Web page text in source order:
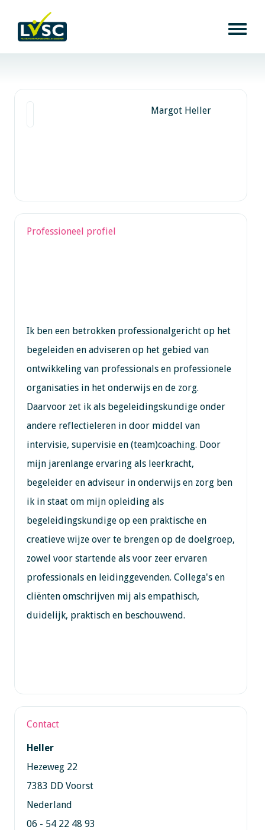
Margot Heller
Professioneel profiel
Ik ben een betrokken professionalgericht op het
begeleiden en adviseren op het gebied van
ontwikkeling van professionals en professionele
organisaties in het onderwijs en de zorg.
Daarvoor zet ik als begeleidingskundige onder
andere reflectieleren in door middel van
intervisie, supervisie en (team)coaching. Door
mijn jarenlange ervaring als leerkracht,
begeleider en adviseur in onderwijs en zorg ben
ik in staat om mijn opleiding als
begeleidingskundige op een praktische en
creatieve wijze over te brengen op de doelgroep,
zowel voor startende als voor zeer ervaren
professionals en leidinggevenden. Collega's en
cliënten omschrijven mij als empathisch,
duidelijk, praktisch en beschouwend.
Contact
Heller
Hezeweg 22
7383 DD Voorst
Nederland
06 - 54 22 48 93